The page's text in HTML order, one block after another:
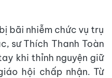
bãi nhiễm chức vụ trụ
sư Thích Thanh Toàn
khi thỉnh nguyện giữ
hội chấp nhận. Từ